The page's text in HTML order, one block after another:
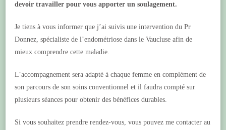
devoir travailler pour vous apporter un soulagement.
Je tiens à vous informer que j’ai suivis une intervention du Pr
Donnez, spécialiste de l’endométriose dans le Vaucluse afin de
mieux comprendre cette maladie.
L’accompagnement sera adapté à chaque femme en complément de
son parcours de son soins conventionnel et il faudra compté sur
plusieurs séances pour obtenir des bénéfices durables.
Si vous souhaitez prendre rendez-vous, vous pouvez me contacter au